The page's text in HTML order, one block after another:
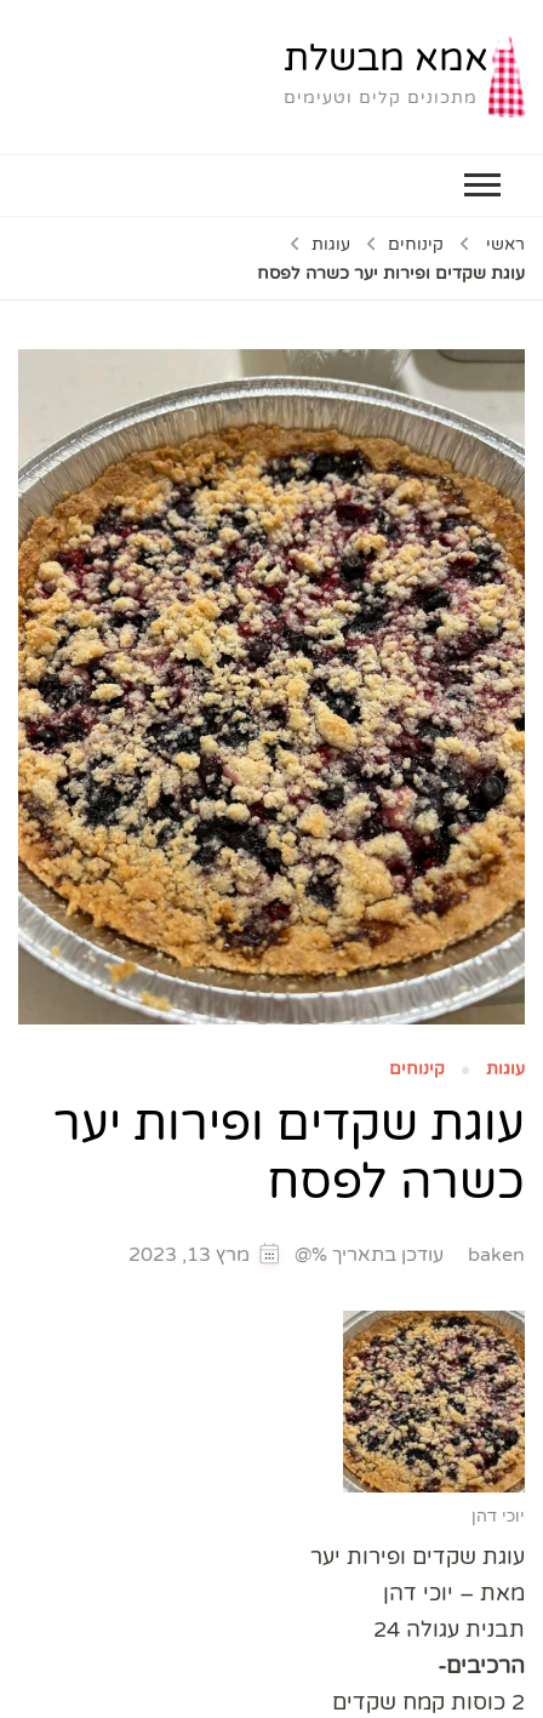
אמא מבשלת
מתכונים קלים וטעימים
ראשי קינוחים
עוגות
עוגת שקדים ופירות יער כשרה לפסח
עוגות קינוחים
עוגת שקדים ופירות יער
כשרה לפסח
baken עודכן בתאריך %@ מרץ 13, 2023
יוכי דהן
עוגת שקדים ופירות יער
מאת – יוכי דהן
תבנית עגולה 24
הרכיבים-
2 כוסות קמח שקדים